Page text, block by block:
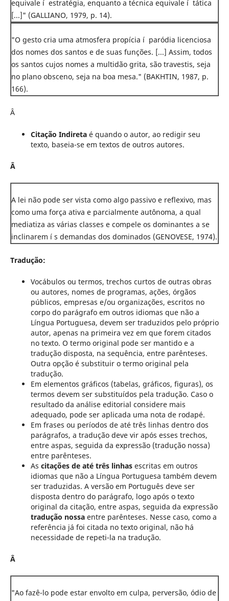
equivale í estratégia, enquanto a técnica equivale í tática
[...]" (GALLIANO, 1979, p. 14).
"O gesto cria uma atmosfera propícia í paródia licenciosa
dos nomes dos santos e de suas funções. [...] Assim, todos
os santos cujos nomes a multidão grita, são travestis, seja
no plano obsceno, seja na boa mesa." (BAKHTIN, 1987, p.
166).
Â
Citação Indireta é quando o autor, ao redigir seu
texto, baseia-se em textos de outros autores.
Â
A lei não pode ser vista como algo passivo e reflexivo, mas
como uma força ativa e parcialmente autônoma, a qual
mediatiza as várias classes e compele os dominantes a se
inclinarem í s demandas dos dominados (GENOVESE, 1974).
Tradução:
Vocábulos ou termos, trechos curtos de outras obras
ou autores, nomes de programas, ações, órgãos
públicos, empresas e/ou organizações, escritos no
corpo do parágrafo em outros idiomas que não a
Língua Portuguesa, devem ser traduzidos pelo próprio
autor, apenas na primeira vez em que forem citados
no texto. O termo original pode ser mantido e a
tradução disposta, na sequência, entre parênteses.
Outra opção é substituir o termo original pela
tradução.
Em elementos gráficos (tabelas, gráficos, figuras), os
termos devem ser substituídos pela tradução. Caso o
resultado da análise editorial considere mais
adequado, pode ser aplicada uma nota de rodapé.
Em frases ou períodos de até três linhas dentro dos
parágrafos, a tradução deve vir após esses trechos,
entre aspas, seguida da expressão (tradução nossa)
entre parênteses.
As citações de até três linhasescritas em outros
idiomas que não a Língua Portuguesa também devem
ser traduzidas. A versão em Português deve ser
disposta dentro do parágrafo, logo após o texto
original da citação, entre aspas, seguida da expressão
tradução nossaentre parênteses. Nesse caso, como a
referência já foi citada no texto original, não há
necessidade de repeti-la na tradução.
Â
"Ao fazê-lo pode estar envolto em culpa, perversão, ódio de